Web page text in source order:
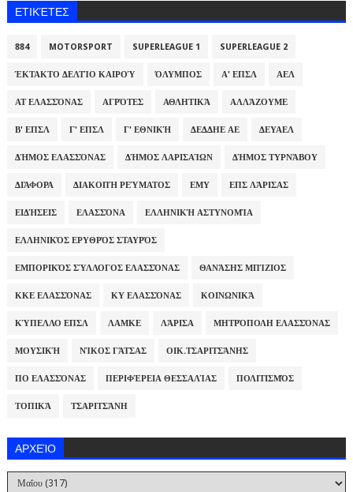
ΕΤΙΚΈΤΕΣ
884 MOTORSPORT SUPERLEAGUE 1 SUPERLEAGUE 2
ΈΚΤΑΚΤΟ ΔΕΛΤΊΟ ΚΑΙΡΟΎ ΌΛΥΜΠΟΣ Α' ΕΠΣΛ ΑΕΛ
ΑΤ ΕΛΑΣΣΌΝΑΣ ΑΓΡΌΤΕΣ ΑΘΛΗΤΙΚΆ ΑΛΛΆΖΟΥΜΕ
Β' ΕΠΣΛ Γ' ΕΠΣΛ Γ' ΕΘΝΙΚΉ ΔΕΔΔΗΕ ΑΕ ΔΕΥΑΕΛ
ΔΉΜΟΣ ΕΛΑΣΣΌΝΑΣ ΔΉΜΟΣ ΛΑΡΙΣΑΊΩΝ ΔΉΜΟΣ ΤΥΡΝΆΒΟΥ
ΔΙΆΦΟΡΑ ΔΙΑΚΟΠΉ ΡΕΎΜΑΤΟΣ ΕΜΥ ΕΠΣ ΛΆΡΙΣΑΣ
ΕΙΔΉΣΕΙΣ ΕΛΑΣΣΌΝΑ ΕΛΛΗΝΙΚΉ ΑΣΤΥΝΟΜΊΑ
ΕΛΛΗΝΙΚΌΣ ΕΡΥΘΡΌΣ ΣΤΑΥΡΌΣ
ΕΜΠΟΡΙΚΌΣ ΣΎΛΛΟΓΟΣ ΕΛΑΣΣΌΝΑΣ ΘΑΝΆΣΗΣ ΜΠΊΖΙΟΣ
ΚΚΕ ΕΛΑΣΣΌΝΑΣ ΚΥ ΕΛΑΣΣΌΝΑΣ ΚΟΙΝΩΝΙΚΆ
ΚΎΠΕΛΛΟ ΕΠΣΛ ΛΑΜΚΕ ΛΆΡΙΣΑ ΜΗΤΡΌΠΟΛΗ ΕΛΑΣΣΌΝΑΣ
ΜΟΥΣΙΚΉ ΝΊΚΟΣ ΓΆΤΣΑΣ ΟΙΚ.ΤΣΑΡΙΤΣΆΝΗΣ
ΠΟ ΕΛΑΣΣΌΝΑΣ ΠΕΡΙΦΈΡΕΙΑ ΘΕΣΣΑΛΊΑΣ ΠΟΛΙΤΙΣΜΌΣ
ΤΟΠΙΚΆ ΤΣΑΡΙΤΣΆΝΗ
ΑΡΧΕΊΟ